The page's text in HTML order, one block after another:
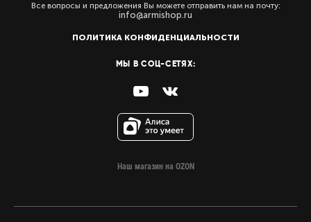
Все вопросы и предложения Вы можете отправить нам на почту:
info@armishop.ru
ПОЛИТИКА КОНФИДЕНЦИАЛЬНОСТИ
МЫ В СОЦ-СЕТЯХ:
Наш магазин на OZON